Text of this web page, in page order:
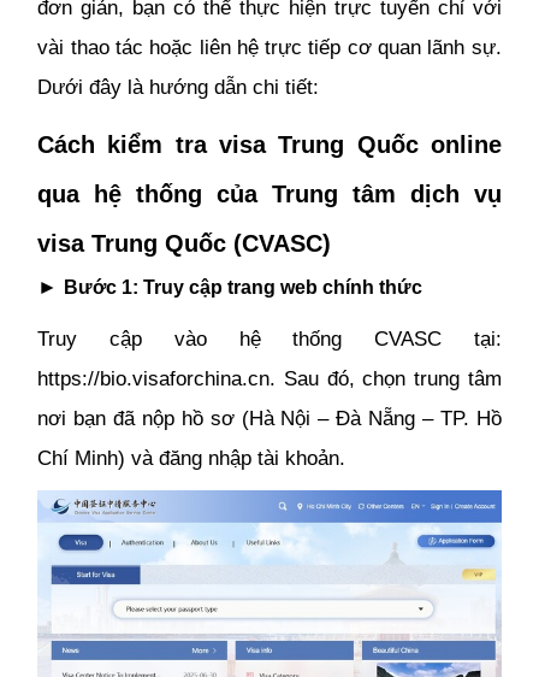
đơn giản, bạn có thể thực hiện trực tuyến chỉ với
vài thao tác hoặc liên hệ trực tiếp cơ quan lãnh sự.
Dưới đây là hướng dẫn chi tiết:
Cách kiểm tra visa Trung Quốc online
qua hệ thống của Trung tâm dịch vụ
visa Trung Quốc (CVASC)
► Bước 1: Truy cập trang web chính thức
Truy cập vào hệ thống CVASC tại:
https://bio.visaforchina.cn. Sau đó, chọn trung tâm
nơi bạn đã nộp hồ sơ (Hà Nội – Đà Nẵng – TP. Hồ
Chí Minh) và đăng nhập tài khoản.